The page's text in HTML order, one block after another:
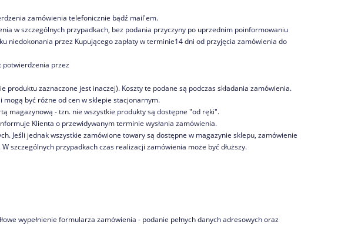
zamówienia telefonicznie bądź mail'em.
w szczególnych przypadkach, bez podania przyczyny po uprzednim poinformowaniu
niedokonania przez Kupującego zapłaty w terminie14 dni od przyjęcia zamówienia do
potwierdzenia przez
produktu zaznaczone jest inaczej). Koszty te podane są podczas składania zamówienia.
mogą być różne od cen w sklepie stacjonarnym.
magazynową - tzn. nie wszystkie produkty są dostępne "od ręki".
Klienta o przewidywanym terminie wysłania zamówienia.
Jeśli jednak wszystkie zamówione towary są dostępne w magazynie sklepu, zamówienie
szczególnych przypadkach czas realizacji zamówienia może być dłuższy.
wypełnienie formularza zamówienia - podanie pełnych danych adresowych oraz